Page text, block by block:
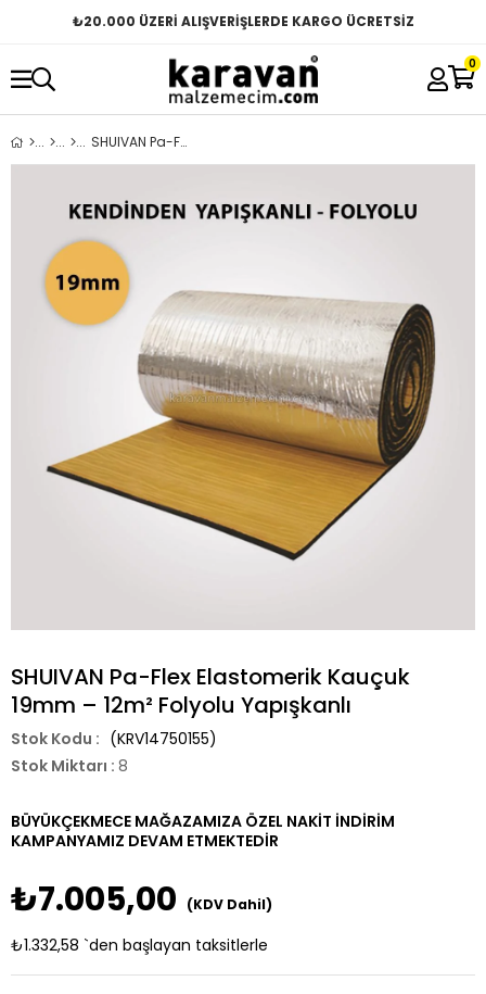
₺20.000 ÜZERİ ALIŞVERİŞLERDE KARGO ÜCRETSİZ
0
SHUIVAN Pa-Flex Elastomerik Kauçuk 19mm – 12m² Folyolu Yapışkanlı
SHUIVAN Pa-Flex Elastomerik Kauçuk
19mm – 12m² Folyolu Yapışkanlı
(KRV14750155)
Stok Miktarı : 8
BÜYÜKÇEKMECE MAĞAZAMIZA ÖZEL NAKİT İNDİRİM
KAMPANYAMIZ DEVAM ETMEKTEDİR
₺7.005,00 (KDV Dahil)
₺1.332,58 `den başlayan taksitlerle